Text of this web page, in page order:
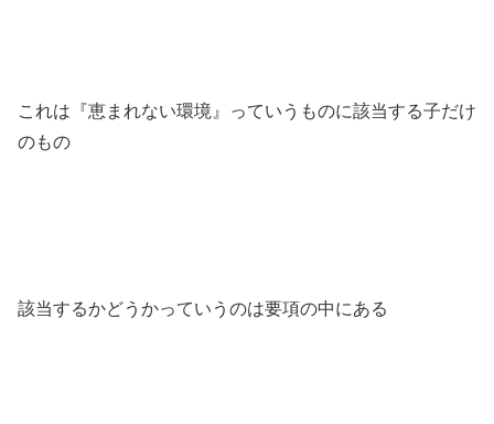
これは『恵まれない環境』っていうものに該当する子だけ
のもの
該当するかどうかっていうのは要項の中にある